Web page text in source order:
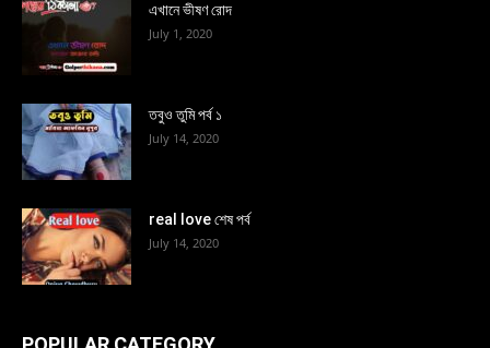
এখানে ভীষণ রোদ
July 1, 2020
তবুও তুমি পর্ব ১
July 14, 2020
real love শেষ পর্ব
July 14, 2020